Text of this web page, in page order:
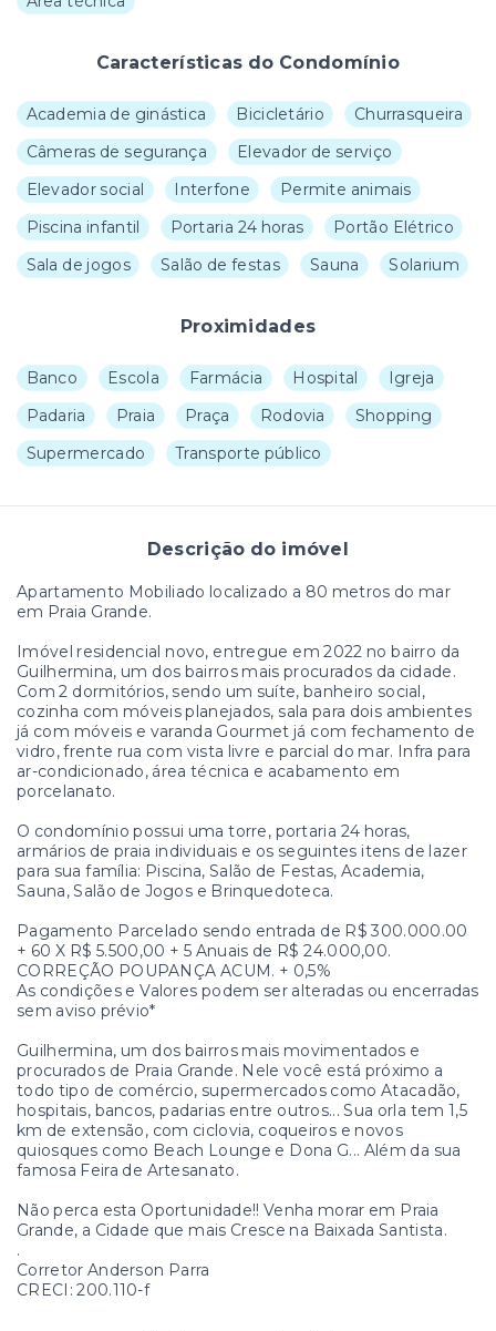
Características do Condomínio
Academia de ginástica Bicicletário
Churrasqueira
Câmeras de segurança
Elevador de serviço
Elevador social
Interfone
Permite animais
Piscina infantil
Portaria 24 horas
Portão Elétrico
Sala de jogos
Salão de festas Sauna Solarium
Proximidades
Banco Escola Farmácia Hospital
Igreja
Padaria
Praia Praça Rodovia
Shopping
Supermercado
Transporte público
Descrição do imóvel
Apartamento Mobiliado localizado a 80 metros do mar
em Praia Grande.
Imóvel residencial novo, entregue em 2022 no bairro da
Guilhermina, um dos bairros mais procurados da cidade.
Com 2 dormitórios, sendo um suíte, banheiro social,
cozinha com móveis planejados, sala para dois ambientes
já com móveis e varanda Gourmet já com fechamento de
vidro, frente rua com vista livre e parcial do mar. Infra para
ar-condicionado, área técnica e acabamento em
porcelanato.
O condomínio possui uma torre, portaria 24 horas,
armários de praia individuais e os seguintes itens de lazer
para sua família: Piscina, Salão de Festas, Academia,
Sauna, Salão de Jogos e Brinquedoteca.
Pagamento Parcelado sendo entrada de R$ 300.000.00
+ 60 X R$ 5.500,00 + 5 Anuais de R$ 24.000,00.
CORREÇÃO POUPANÇA ACUM. + 0,5%
As condições e Valores podem ser alteradas ou encerradas
sem aviso prévio*
Guilhermina, um dos bairros mais movimentados e
procurados de Praia Grande. Nele você está próximo a
todo tipo de comércio, supermercados como Atacadão,
hospitais, bancos, padarias entre outros... Sua orla tem 1,5
km de extensão, com ciclovia, coqueiros e novos
quiosques como Beach Lounge e Dona G... Além da sua
famosa Feira de Artesanato.
Não perca esta Oportunidade!! Venha morar em Praia
Grande, a Cidade que mais Cresce na Baixada Santista.
.
Corretor Anderson Parra
CRECI: 200.110-f